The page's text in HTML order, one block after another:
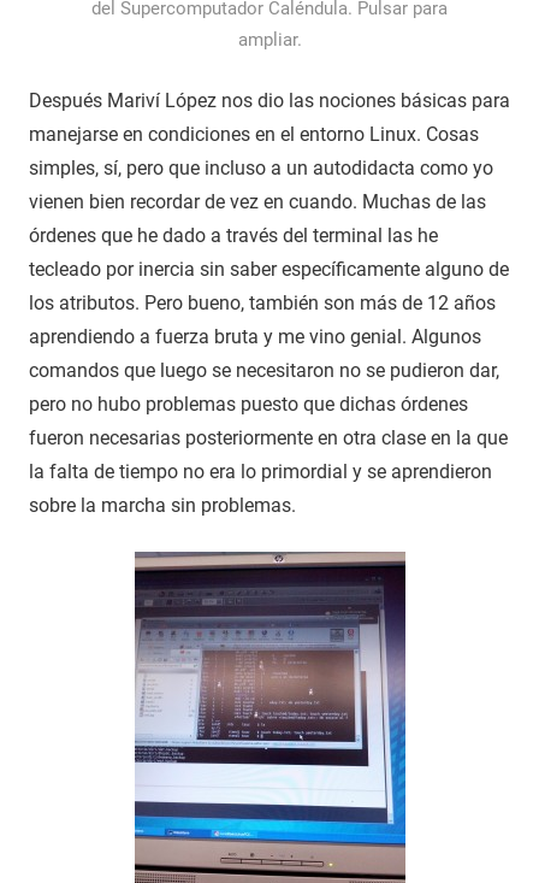
del Supercomputador Caléndula. Pulsar para
ampliar.
Después Mariví López nos dio las nociones básicas para
manejarse en condiciones en el entorno Linux. Cosas
simples, sí, pero que incluso a un autodidacta como yo
vienen bien recordar de vez en cuando. Muchas de las
órdenes que he dado a través del terminal las he
tecleado por inercia sin saber específicamente alguno de
los atributos. Pero bueno, también son más de 12 años
aprendiendo a fuerza bruta y me vino genial. Algunos
comandos que luego se necesitaron no se pudieron dar,
pero no hubo problemas puesto que dichas órdenes
fueron necesarias posteriormente en otra clase en la que
la falta de tiempo no era lo primordial y se aprendieron
sobre la marcha sin problemas.